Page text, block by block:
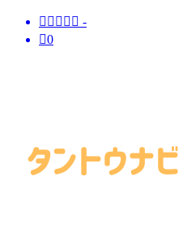
     -
0